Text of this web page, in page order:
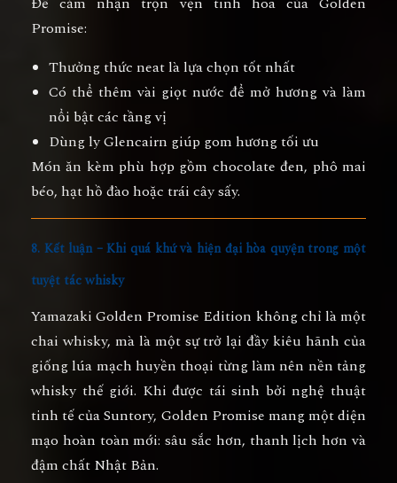
Promise:
Thưởng thức neatlà lựa chọn tốt nhất
Có thể thêm vài giọt nước để mở hương và làm
nổi bật các tầng vị
Dùng ly Glencairn giúp gom hương tối ưu
Món ăn kèm phù hợp gồm chocolate đen, phô mai
béo, hạt hồ đào hoặc trái cây sấy.
8. Kết luận – Khi quá khứ và hiện đại hòa quyện trong một
tuyệt tác whisky
Yamazaki Golden Promise Edition không chỉ là một
chai whisky, mà là một sự trở lại đầy kiêu hãnh của
giống lúa mạch huyền thoại từng làm nên nền tảng
whisky thế giới. Khi được tái sinh bởi nghệ thuật
tinh tế của Suntory, Golden Promise mang một diện
mạo hoàn toàn mới: sâu sắc hơn, thanh lịch hơn và
đậm chất Nhật Bản.